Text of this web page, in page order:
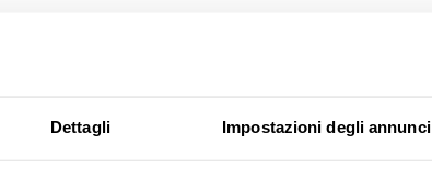
Dettagli Impostazioni degli annunci